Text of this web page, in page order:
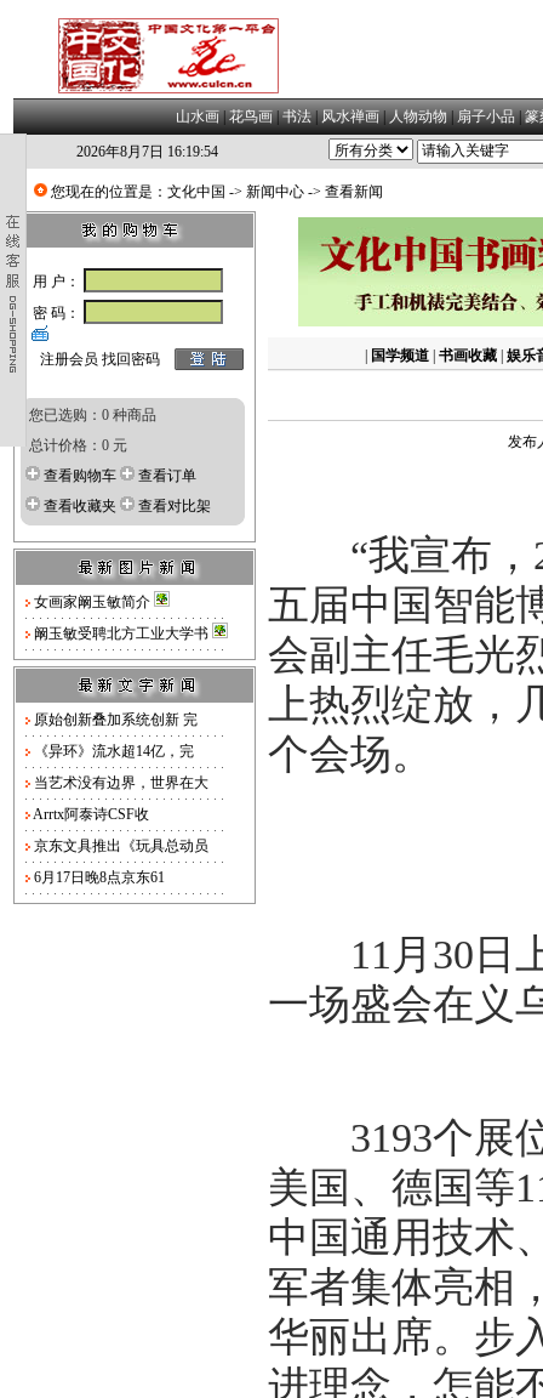
山水画|花鸟画|书法|风水禅画|人物动物|扇子小品|篆
2026年8月7日 16:19:55
您现在的位置是： 文化中国 -> 新闻中心 -> 查看新闻
用 户：
密 码：
注册会员 找回密码
您已选购：0 种商品
总计价格：0 元
查看购物车
查看订单
查看收藏夹
查看对比架
女画家阚玉敏简介
阚玉敏受聘北方工业大学书
原始创新叠加系统创新 完
《异环》流水超14亿，完
当艺术没有边界，世界在大
Arrtx阿泰诗CSF收
京东文具推出《玩具总动员
6月17日晚8点京东61
国学频道 书画收藏 娱乐
发布
“我宣布，
五届中国智能
会副主任毛光
上热烈绽放
个会场。
11月30日上
一场盛会在义
3193个展位
美国、德国等
中国通用技术
军者集体亮相
华丽出席。步
进理念，怎能